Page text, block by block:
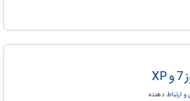
ارتباط دهنده